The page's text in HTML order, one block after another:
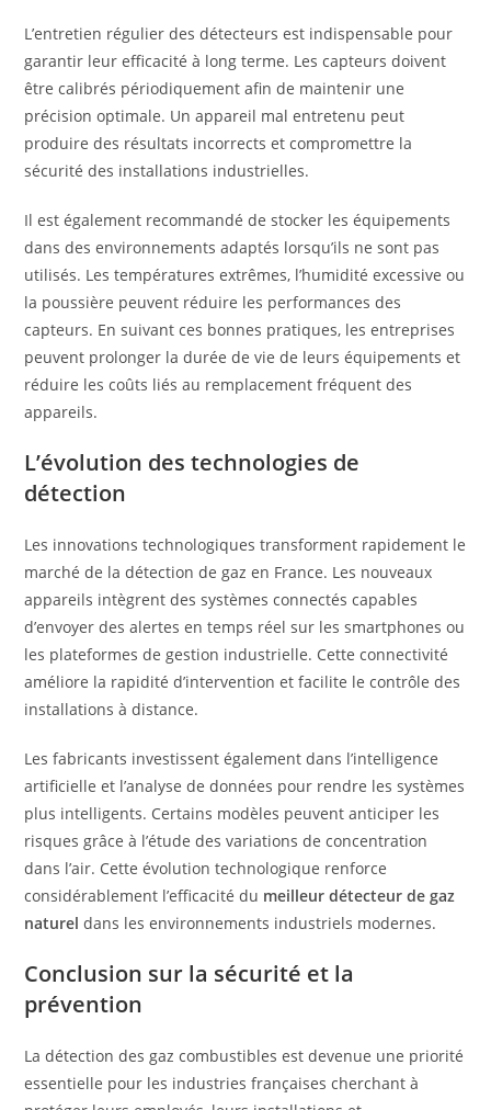
L’entretien régulier des détecteurs est indispensable pour
garantir leur efficacité à long terme. Les capteurs doivent
être calibrés périodiquement afin de maintenir une
précision optimale. Un appareil mal entretenu peut
produire des résultats incorrects et compromettre la
sécurité des installations industrielles.
Il est également recommandé de stocker les équipements
dans des environnements adaptés lorsqu’ils ne sont pas
utilisés. Les températures extrêmes, l’humidité excessive ou
la poussière peuvent réduire les performances des
capteurs. En suivant ces bonnes pratiques, les entreprises
peuvent prolonger la durée de vie de leurs équipements et
réduire les coûts liés au remplacement fréquent des
appareils.
L’évolution des technologies de
détection
Les innovations technologiques transforment rapidement le
marché de la détection de gaz en France. Les nouveaux
appareils intègrent des systèmes connectés capables
d’envoyer des alertes en temps réel sur les smartphones ou
les plateformes de gestion industrielle. Cette connectivité
améliore la rapidité d’intervention et facilite le contrôle des
installations à distance.
Les fabricants investissent également dans l’intelligence
artificielle et l’analyse de données pour rendre les systèmes
plus intelligents. Certains modèles peuvent anticiper les
risques grâce à l’étude des variations de concentration
dans l’air. Cette évolution technologique renforce
considérablement l’efficacité du meilleur détecteur de gaz
naturel dans les environnements industriels modernes.
Conclusion sur la sécurité et la
prévention
La détection des gaz combustibles est devenue une priorité
essentielle pour les industries françaises cherchant à